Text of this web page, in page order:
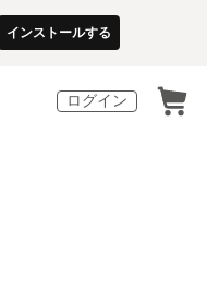
インストールする
ログイン